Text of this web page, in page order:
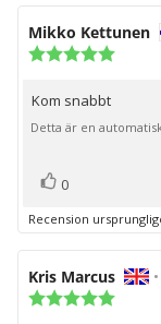
Mikko Kettunen
Recensionstext:
Kom snabbt
Detta är en
Rösta
0
Recension
Kris Marcus •